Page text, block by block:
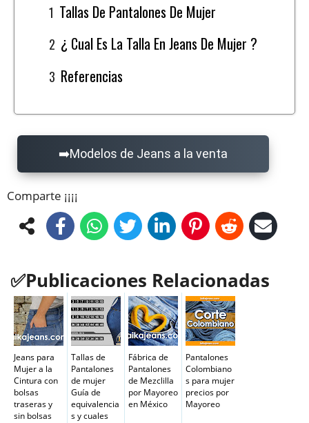
Tallas De Pantalones De Mujer
¿ Cual Es La Talla En Jeans De Mujer ?
Referencias
Modelos de Jeans a la venta
Comparte ¡¡¡¡
Publicaciones Relacionadas
Jeans para
Mujer a la
Cintura con
bolsas
traseras y
sin bolsas
Tallas de
Pantalones
de mujer
Guía de
equivalencia
s y cuales
Fábrica de
Pantalones
de Mezclilla
por Mayoreo
en México
Pantalones
Colombiano
s para mujer
precios por
Mayoreo